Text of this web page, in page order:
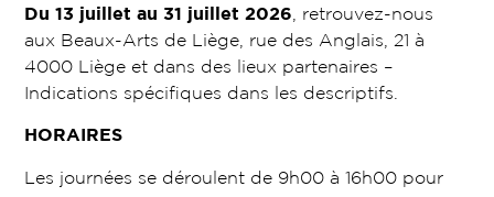
Du 13 juillet au 31 juillet 2026 , retrouvez-nous
aux Beaux-Arts de Liège, rue des Anglais, 21 à
4000 Liège et dans des lieux partenaires –
Indications spécifiques dans les descriptifs.
HORAIRES
Les journées se déroulent de 9h00 à 16h00 pour